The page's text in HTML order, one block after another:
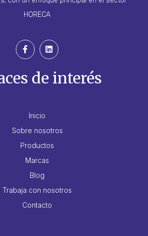
HORECA
de interés
Inicio
Sobre nosotros
Productos
Marcas
Blog
Trabaja con nosotros
Contacto